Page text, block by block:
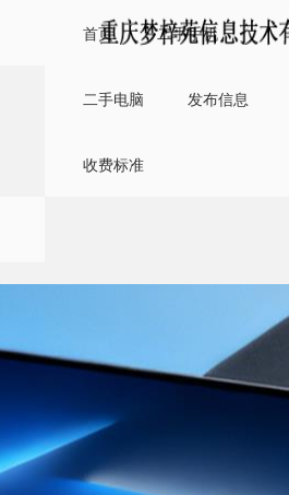
首页 二手手机
二手电脑 发布信息
收费标准